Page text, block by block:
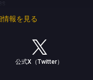
情報を見る
公式X（Twitter）